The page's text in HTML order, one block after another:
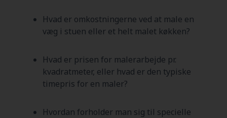
Hvad er omkostningerne ved at male en
væg i stuen eller et helt malet køkken?
Hvad er prisen for malerarbejde pr.
kvadratmeter, eller hvad er den typiske
timepris for en maler?
Hvordan forholder man sig til specielle